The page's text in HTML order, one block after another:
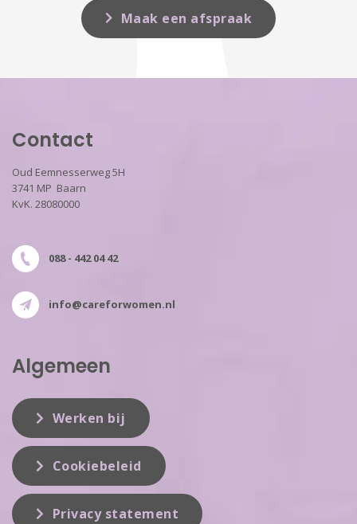
Maak een afspraak
Contact
Oud Eemnesserweg 5H
3741 MP Baarn
KvK. 28080000
088 - 442 04 42
info@careforwomen.nl
Algemeen
Werken bij
Cookiebeleid
Privacy statement